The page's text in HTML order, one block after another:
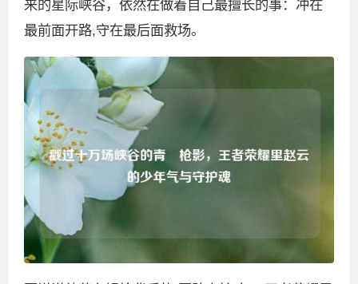
来的星际峡谷，依然在做着自己最擅长的事：冲在
最前面开路,守在最后面救场。